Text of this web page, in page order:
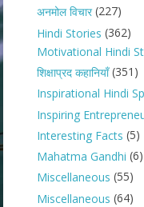
अनमोल विचार(227)
Hindi Stories (362)
Motivational Hindi
शिक्षाप्रद कहानियाँ(351)
Inspirational Hindi
Inspiring
Interesting Facts (5)
Mahatma Gandhi (6)
Miscellaneous (55)
Miscellaneous (64)